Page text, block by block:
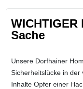
Sache
Unsere Dorfhainer
Sicherheitslücke in
Inhalte Opfer einer